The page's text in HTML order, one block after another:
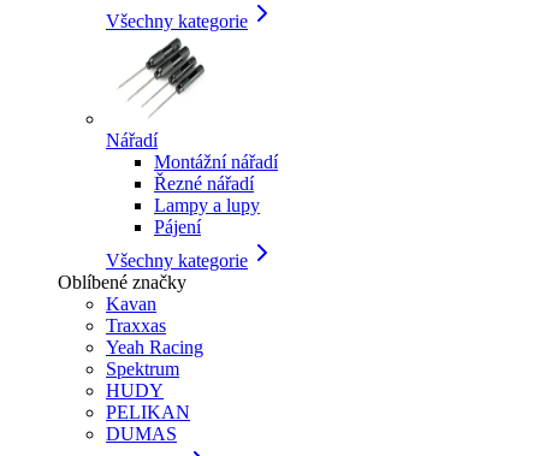
Všechny kategorie
Nářadí
Montážní nářadí
Řezné nářadí
Lampy a lupy
Pájení
Všechny kategorie
Oblíbené značky
Kavan
Traxxas
Yeah Racing
Spektrum
HUDY
PELIKAN
DUMAS